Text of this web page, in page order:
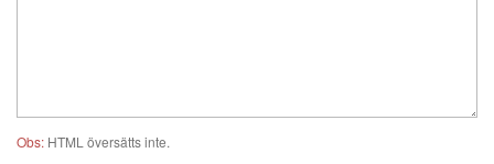
Obs: HTML översätts inte.